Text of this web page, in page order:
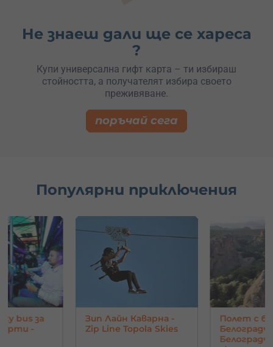
Не знаеш дали ще се хареса
?
Купи универсална гифт карта – ти избираш
стойността, а получателят избира своето
преживяване.
поръчай сега
Популярни приключения
-
Skies
Полет с балон над
Белоградчик и
Картинг
адреналин